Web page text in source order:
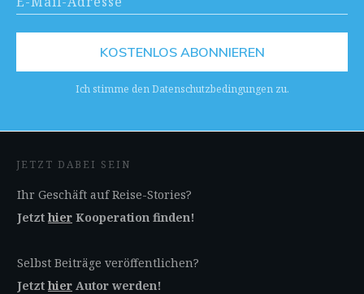
KOSTENLOS ABONNIEREN
Ich stimme den Datenschutzbedingungen zu.
JETZT DABEI SEIN
Ihr Geschäft auf Reise-Stories?
Jetzthier Kooperation finden!
Selbst Beiträge veröffentlichen?
Jetzthier Autor werden!